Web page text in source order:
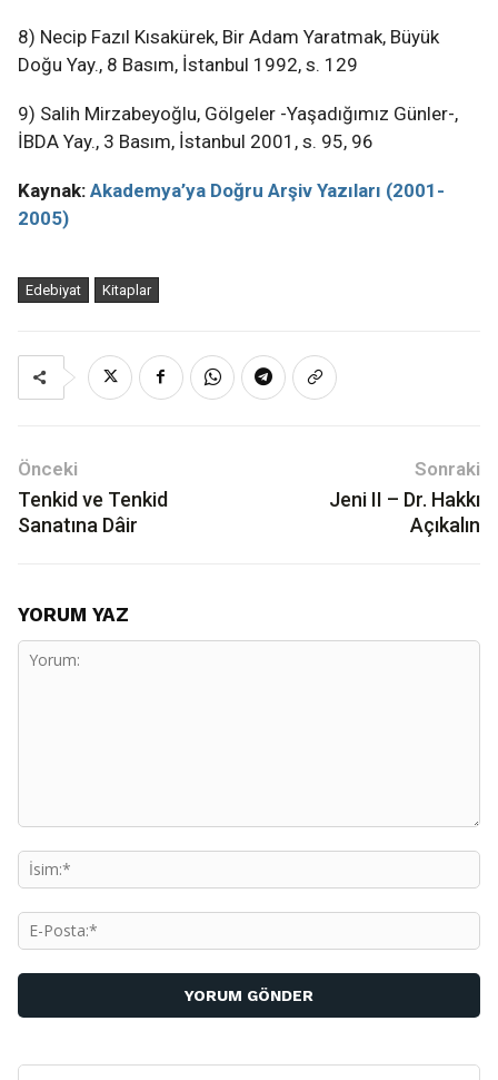
8) Necip Fazıl Kısakürek, Bir Adam Yaratmak, Büyük
Doğu Yay., 8 Basım, İstanbul 1992, s. 129
9) Salih Mirzabeyoğlu, Gölgeler -Yaşadığımız Günler-,
İBDA Yay., 3 Basım, İstanbul 2001, s. 95, 96
Kaynak: Akademya’ya Doğru Arşiv Yazıları (2001-
2005)
Edebiyat Kitaplar
Önceki
Tenkid ve Tenkid
Sanatına Dâir
Sonraki
Jeni II – Dr. Hakkı
Açıkalın
YORUM YAZ
E-